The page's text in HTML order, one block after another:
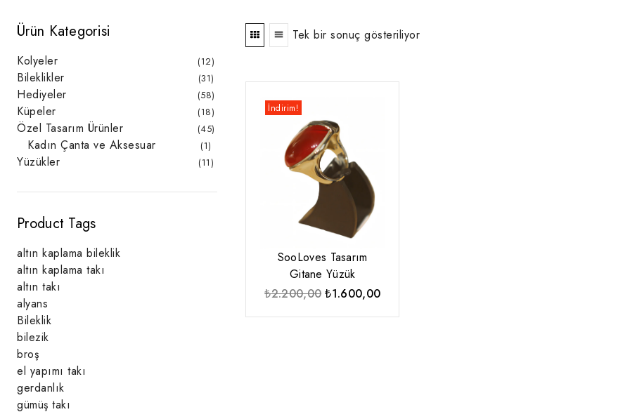
Tek bir sonuç gösteriliyor
İndirim!
SooLoves Tasarım
Gitane Yüzük
₺2.200,00 Orijinal
₺1.600,00Şu
Ürün Kategorisi
Kolyeler 1212
ürün
Bileklikler 3131
ürün
Hediyeler 5858
ürün
Küpeler 1818
ürün
Özel Tasarım Ürünler 4545
Kadın Çanta ve Aksesuar 11
ürün
Yüzükler 1111
Product Tags
altın kaplama bileklik
altın kaplama takı
altın takı
alyans
Bileklik
bilezik
broş
el yapımı takı
gerdanlık
gümüş takı